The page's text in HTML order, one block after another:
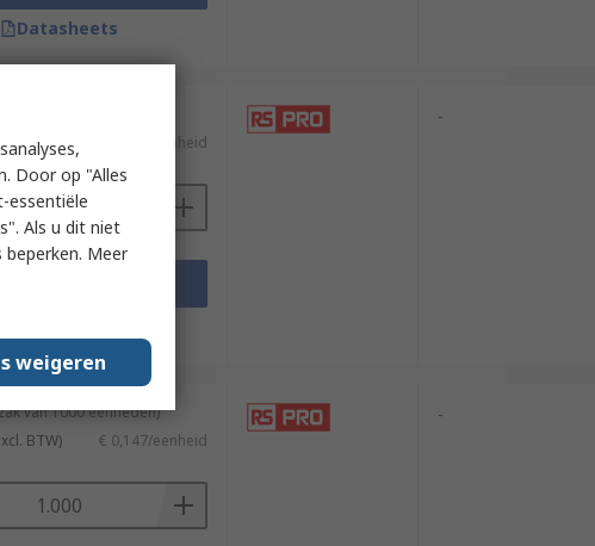
Datasheets
€ 0,08/eenheid
-
van 1000 eenheden)
BTW) € 0,147/eenheid
-
Door op "Alles
essentiële
Als u dit niet
Meer
weigeren